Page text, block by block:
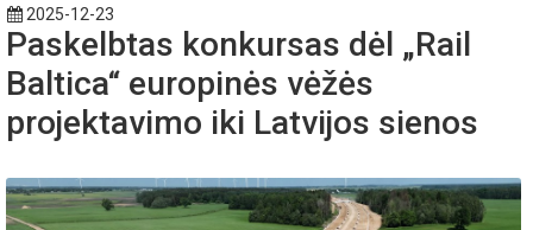
2025-12-23
Paskelbtas konkursas dėl „Rail
Baltica“ europinės vėžės
projektavimo iki Latvijos sienos